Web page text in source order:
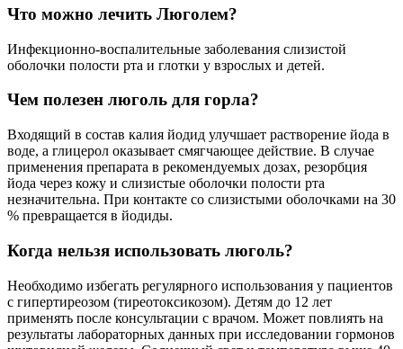
Что можно лечить Люголем?
Инфекционно-воспалительные заболевания слизистой
оболочки полости рта и глотки у взрослых и детей.
Чем полезен люголь для горла?
Входящий в состав калия йодид улучшает растворение йода в
воде, а глицерол оказывает смягчающее действие. В случае
применения препарата в рекомендуемых дозах, резорбция
йода через кожу и слизистые оболочки полости рта
незначительна. При контакте со слизистыми оболочками на 30
% превращается в йодиды.
Когда нельзя использовать люголь?
Необходимо избегать регулярного использования у пациентов
с гипертиреозом (тиреотоксикозом). Детям до 12 лет
применять после консультации с врачом. Может повлиять на
результаты лабораторных данных при исследовании гормонов